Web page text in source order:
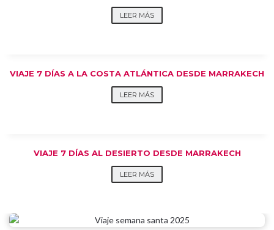
LEER MÁS
VIAJE 7 DÍAS A LA COSTA ATLÁNTICA DESDE MARRAKECH
LEER MÁS
VIAJE 7 DÍAS AL DESIERTO DESDE MARRAKECH
LEER MÁS